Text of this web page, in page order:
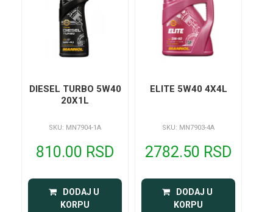
DIESEL TURBO 5W40
20X1L
SKU: MN7904-1A
810.00 RSD
DODAJ U
KORPU
ELITE 5W40 4X4L
SKU: MN7903-4A
2782.50 RSD
DODAJ U
KORPU